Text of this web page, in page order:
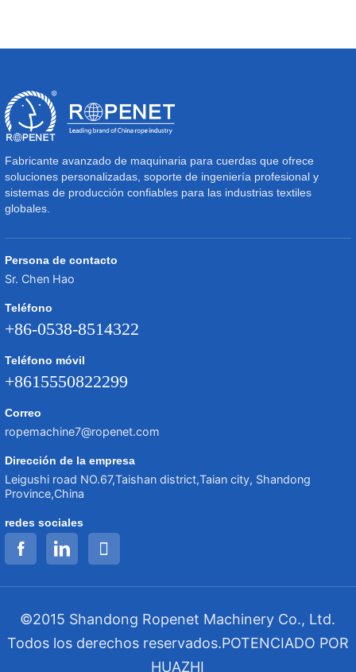
Fabricante avanzado de maquinaria para cuerdas que ofrece
soluciones personalizadas, soporte de ingeniería profesional y
sistemas de producción confiables para las industrias textiles
globales.
Persona de contacto
Sr. Chen Hao
Teléfono
+86-0538-8514322
Teléfono móvil
+8615550822299
Correo
ropemachine7@ropenet.com
Dirección de la empresa
Leigushi road NO.67,Taishan district,Taian city, Shandong
Province,China
redes sociales
©2015 Shandong Ropenet Machinery Co., Ltd.
Todos los derechos reservados.POTENCIADO POR
HUAZHI